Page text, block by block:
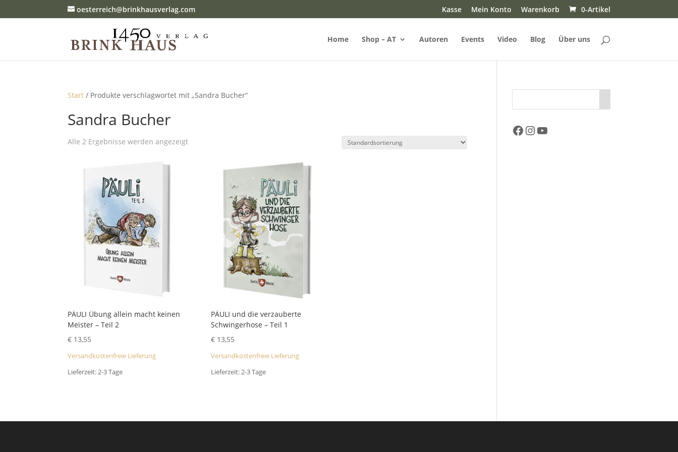
oesterreich@brinkhausverlag.com Kasse Mein Konto Warenkorb 0-Artikel
Home Shop – AT Autoren Events Video Blog Über uns
Start / Produkte verschlagwortet mit „Sandra Bucher“
Sandra Bucher
Alle 2 Ergebnisse werden angezeigt
PÄULI Übung allein macht keinen
Meister – Teil 2
€ 13,55
Versandkostenfreie Lieferung
Lieferzeit:2-3 Tage
PÄULI und die verzauberte
Schwingerhose – Teil 1
€13,55
Versandkostenfreie Lieferung
Lieferzeit:2-3 Tage
Facebook
Instagram
YouTube